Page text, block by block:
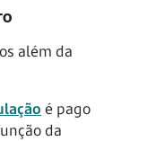
além da
é pago
da